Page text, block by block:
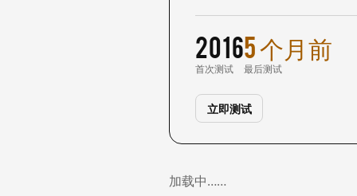
2016
首次测试
5 个月前
最后测试
立即测试
加载中……